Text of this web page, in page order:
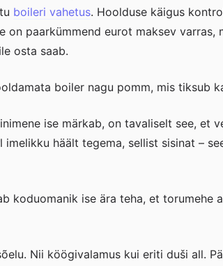
boileri vahetus. Hoolduse käigus
on paarkümmend eurot maksev
osta saab.
boiler nagu pomm, mis tiksub
ise märkab, on tavaliselt see,
häält tegema, sellist sisinat –
koduomanik ise ära teha, et torumehe
Nii köögivalamus kui eriti duši all.